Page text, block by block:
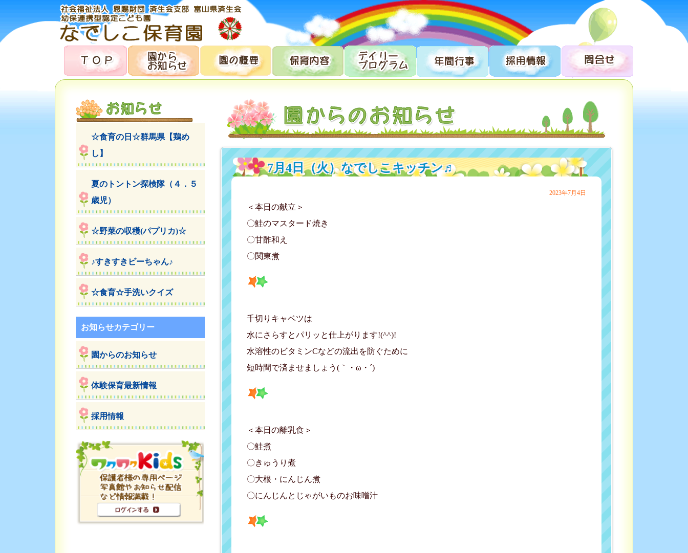
7月4日（火）なでしこキッチン♬
2023年7月4日
＜本日の献立＞
〇鮭のマスタード焼き
〇甘酢和え
〇関東煮
千切りキャベツは
水にさらすとパリッと仕上がります!(^^)!
水溶性のビタミンCなどの流出を防ぐために
短時間で済ませましょう(｀・ω・´)ゞ
＜本日の離乳食＞
〇鮭煮
〇きゅうり煮
〇大根・にんじん煮
〇にんじんとじゃがいものお味噌汁
☆食育の日☆群馬県【鶏め
し】
夏のトントン探検隊（４．５
歳児）
☆野菜の収穫(パプリカ)☆
♪すきすきビーちゃん♪
☆食育☆手洗いクイズ
お知らせカテゴリー
園からのお知らせ
体験保育最新情報
採用情報